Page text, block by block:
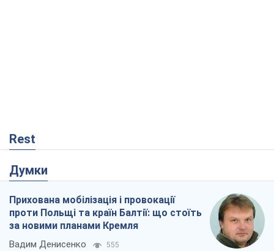
Rest
Думки
Прихована мобілізація і провокації
проти Польщі та країн Балтії: що стоїть
за новими планами Кремля
Вадим Денисенко 555